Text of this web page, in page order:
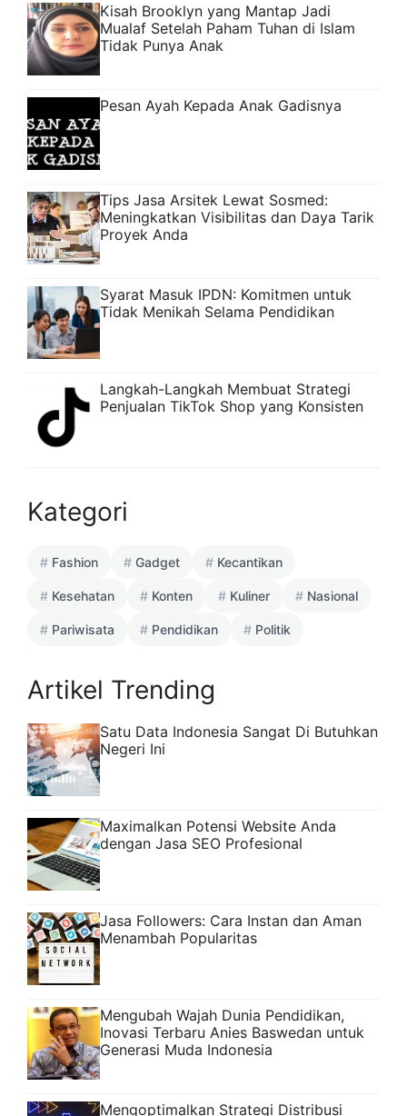
Kisah Brooklyn yang Mantap Jadi
Mualaf Setelah Paham Tuhan di Islam
Tidak Punya Anak
Pesan Ayah Kepada Anak Gadisnya
Tips Jasa Arsitek Lewat Sosmed:
Meningkatkan Visibilitas dan Daya Tarik
Proyek Anda
Syarat Masuk IPDN: Komitmen untuk
Tidak Menikah Selama Pendidikan
Langkah-Langkah Membuat Strategi
Penjualan TikTok Shop yang Konsisten
Kategori
Fashion Gadget Kecantikan
Kesehatan Konten Kuliner Nasional
Pariwisata Pendidikan Politik
Artikel Trending
Satu Data Indonesia Sangat Di Butuhkan
Negeri Ini
Maximalkan Potensi Website Anda
dengan Jasa SEO Profesional
Jasa Followers: Cara Instan dan Aman
Menambah Popularitas
Mengubah Wajah Dunia Pendidikan,
Inovasi Terbaru Anies Baswedan untuk
Generasi Muda Indonesia
Mengoptimalkan Strategi Distribusi